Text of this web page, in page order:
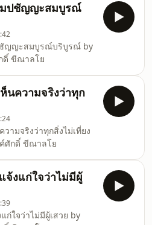
มปชัญญะสมบูรณ์
ชัญญะสมบูรณ์บริบูรณ์ by
ดิ์ ขีณาลโย
ห็นความจริงว่าทุก
วามจริงว่าทุกสิ่งไม่เที่ยง
ศักดิ์ ขีณาลโย
จ้งแก่ใจว่าไม่มีผู้
ก่ใจว่าไม่มีผู้เสวย by